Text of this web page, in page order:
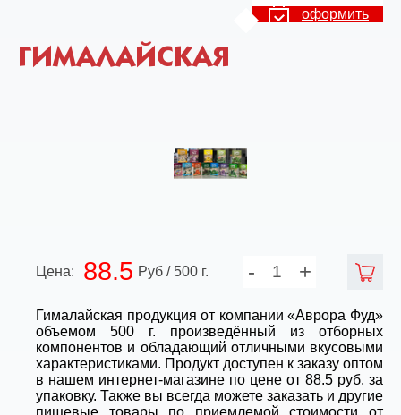
оформить
ГИМАЛАЙСКАЯ
Цена: 88.5 Руб / 500 г. - +
Гималайская продукция от компании «Аврора Фуд»
объемом 500 г. произведённый из отборных
компонентов и обладающий отличными вкусовыми
характеристиками. Продукт доступен к заказу оптом
в нашем интернет-магазине по цене от 88.5 руб. за
упаковку. Также вы всегда можете заказать и другие
пищевые товары по приемлемой стоимости от